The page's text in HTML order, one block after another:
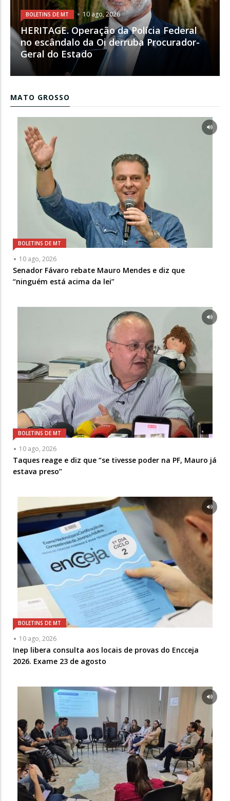
BOLETINS DE MT 10 ago, 2026
HERITAGE. Operação da Polícia Federal
no escândalo da Oi derruba Procurador-
Geral do Estado
MATO GROSSO
BOLETINS DE MT
10 ago, 2026
Senador Fávaro rebate Mauro Mendes e diz que
“ninguém está acima da lei”
BOLETINS DE MT
10 ago, 2026
Taques reage e diz que “se tivesse poder na PF, Mauro já
estava preso”
BOLETINS DE MT
10 ago, 2026
Inep libera consulta aos locais de provas do Encceja
2026. Exame 23 de agosto